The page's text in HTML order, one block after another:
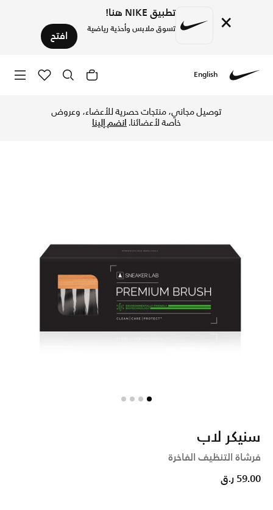
× تطبيق NIKE هنا!
تسوق ملابس وأحذية رياضية افتح
English
توصيل مجاني، منتجات حصرية للأعضاء، وعروض
خاصة لأعضائنا.انضم إلينا
سنيكر لاب
فرشاة التنظيف الفاخرة
59.00 ر.ق